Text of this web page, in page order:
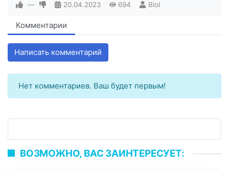
— 20.04.2023 694 Biol
Комментарии
Написать комментарий
Нет комментариев. Ваш будет первым!
ВОЗМОЖНО, ВАС ЗАИНТЕРЕСУЕТ: